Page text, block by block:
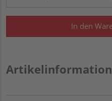
In den